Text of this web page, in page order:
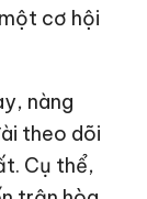
cơ hội
nàng
theo dõi
Cụ thể,